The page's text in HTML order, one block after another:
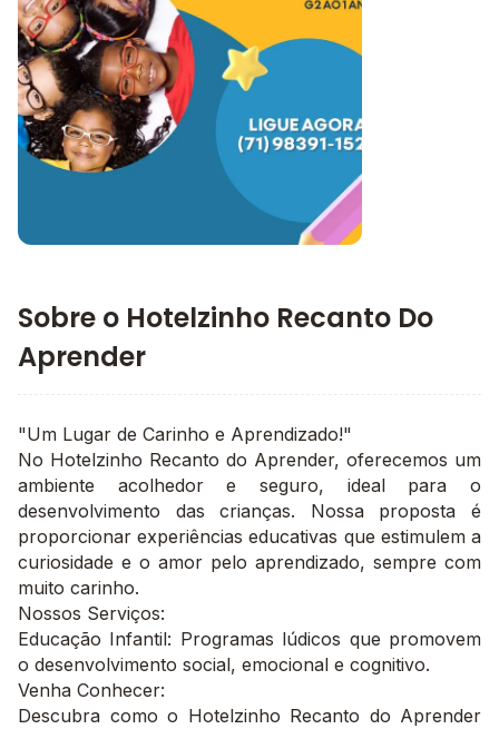
Sobre o Hotelzinho Recanto Do
Aprender
"Um Lugar de Carinho e Aprendizado!"
No Hotelzinho Recanto do Aprender, oferecemos um
ambiente acolhedor e seguro, ideal para o
desenvolvimento das crianças. Nossa proposta é
proporcionar experiências educativas que estimulem a
curiosidade e o amor pelo aprendizado, sempre com
muito carinho.
Nossos Serviços:
Educação Infantil: Programas lúdicos que promovem
o desenvolvimento social, emocional e cognitivo.
Venha Conhecer:
Descubra como o Hotelzinho Recanto do Aprender